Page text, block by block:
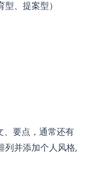
型、提案型）
、要点，通常还有
列并添加个人风格,